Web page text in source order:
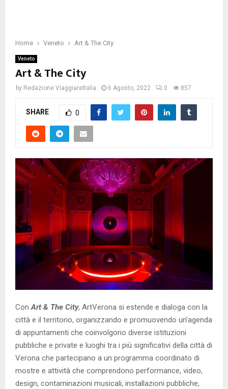
Home Veneto Art & The City
Veneto
Art & The City
by Redazione ViaggiareItalia 6 Agosto, 2022 0 857
SHARE 0
ConArt & The City, ArtVerona si estende e dialoga con la
città e il territorio, organizzando e promuovendo un’agenda
di appuntamenti che coinvolgono diverse istituzioni
pubbliche e private e luoghi tra i più significativi della città di
Verona che partecipano a un programma coordinato di
mostre e attività che comprendono performance, video,
design, contaminazioni musicali, installazioni pubbliche,